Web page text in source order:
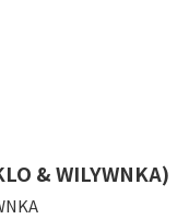
& WILYWNKA)